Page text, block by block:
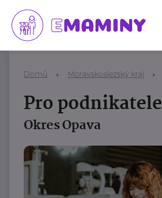
Domů Moravskoslezský kraj
Pro podnikatele
Okres Opava